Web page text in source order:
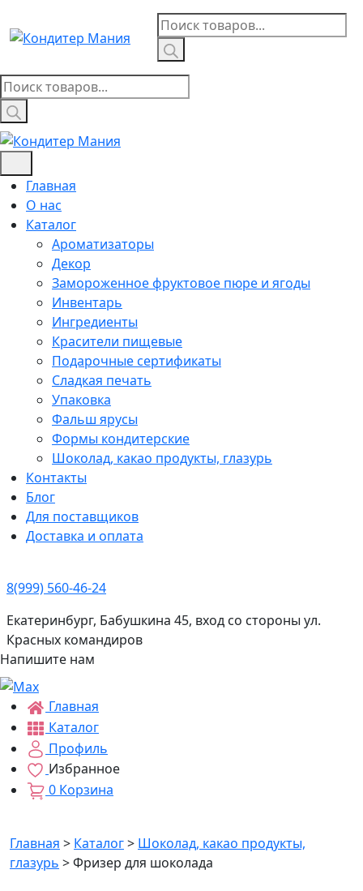
to
content
Поиск
товаров
Поиск
товаров
Главная
О нас
Каталог
Ароматизаторы
Декор
Замороженное фруктовое пюре и ягоды
Инвентарь
Ингредиенты
Красители пищевые
Подарочные сертификаты
Сладкая печать
Упаковка
Фальш ярусы
Формы кондитерские
Шоколад, какао продукты, глазурь
Контакты
Блог
Для поставщиков
Доставка и оплата
8(999) 560-46-24
Екатеринбург, Бабушкина 45, вход со стороны ул.
Красных командиров
Напишите нам
Главная
Каталог
Профиль
Избранное
0 Корзина
Главная > Каталог> Шоколад, какао продукты,
глазурь >Фризер для шоколада